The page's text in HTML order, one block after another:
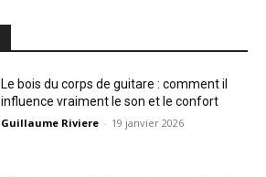
Le bois du corps de guitare : comment il
influence vraiment le son et le confort
Guillaume Riviere - 19 janvier 2026